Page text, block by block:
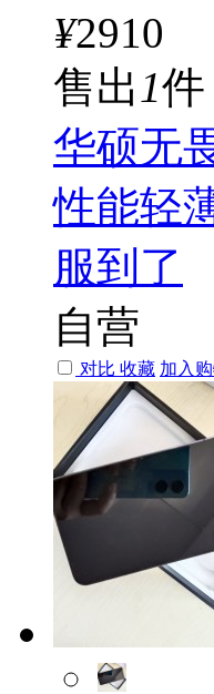
¥2910
售出1件
华硕无
性能轻
服到了
自营
对比 收藏 加入